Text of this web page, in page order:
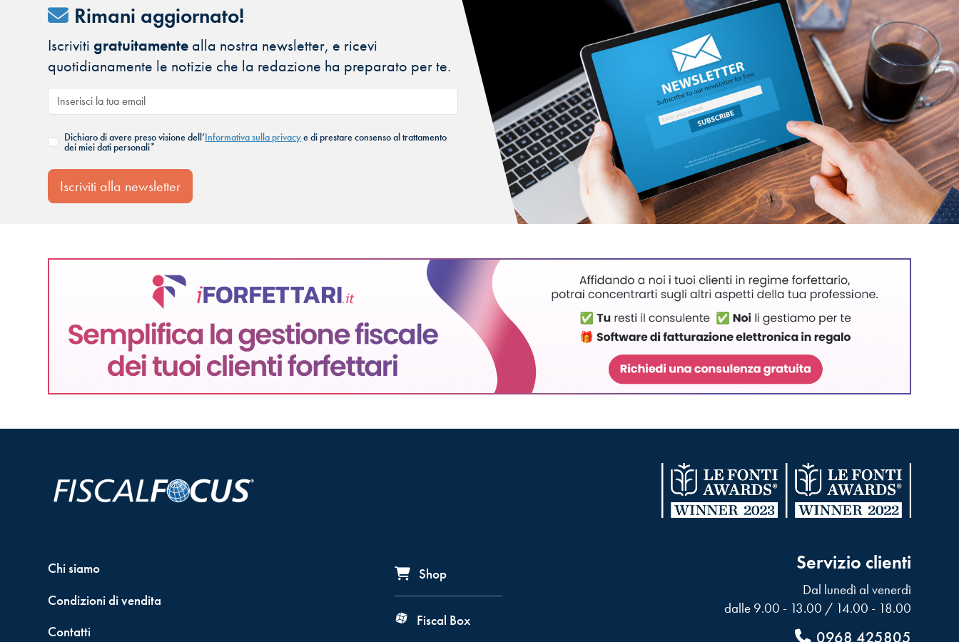
Rimani aggiornato!
Iscrivitigratuitamente alla nostra newsletter, e ricevi
quotidianamente le notizie che la redazione ha preparato per te.
Dichiaro di avere preso visione dell’Informativa sulla privacye di prestare consenso al trattamento
dei miei dati personali*
Iscriviti alla newsletter
Chi siamo
Condizioni di vendita
Contatti
Shop
Fiscal Box
Servizio clienti
Dal lunedì al venerdì
dalle 9.00 - 13.00 / 14.00 - 18.00
0968 425805